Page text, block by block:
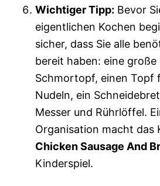
Wichtiger Tipp: Bevor
eigentlichen Kochen
sicher, dass Sie alle
bereit haben: eine
Schmortopf, einen Topf
Nudeln, ein
Messer und Rührlöffel.
Organisation macht das
Chicken Sausage And
Kinderspiel.